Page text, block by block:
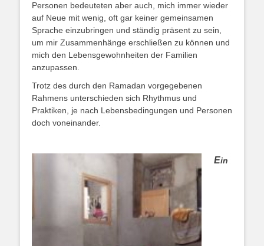
Personen bedeuteten aber auch, mich immer wieder
auf Neue mit wenig, oft gar keiner gemeinsamen
Sprache einzubringen und ständig präsent zu sein,
um mir Zusammenhänge erschließen zu können und
mich den Lebensgewohnheiten der Familien
anzupassen.
Trotz des durch den Ramadan vorgegebenen
Rahmens unterschieden sich Rhythmus und
Praktiken, je nach Lebensbedingungen und Personen
doch voneinander.
Ein